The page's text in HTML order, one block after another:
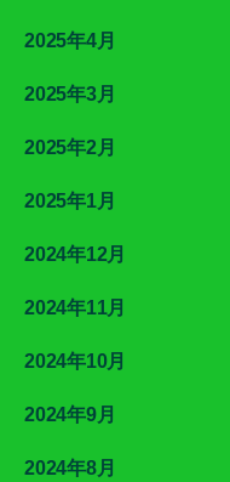
2025年4月
2025年3月
2025年2月
2025年1月
2024年12月
2024年11月
2024年10月
2024年9月
2024年8月